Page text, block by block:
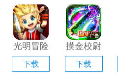
光明冒险
电脑版
「含模拟
下载
摸金校尉
之伏魔殿
电脑版
下载